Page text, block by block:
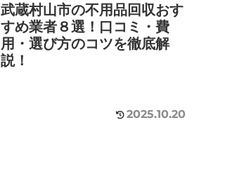
武蔵村山市の不用品回収おす
すめ業者８選！口コミ・費
用・選び方のコツを徹底解
説！
2025.10.20